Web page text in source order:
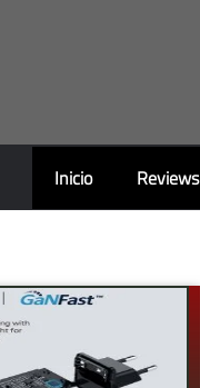
Inicio Reviews